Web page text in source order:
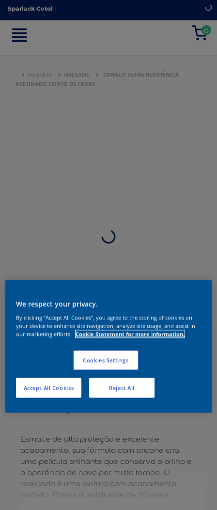
Sparlack Cetol
0
Sparlack Cetol
0
EXTERIOR MADEIRAS
CORALIT ULTRA RESISTÊNCIA
ACETINADO CONTO DE FADAS
Esmalte de alta proteção e excelente
acabamento, sua fórmula com silicone cria
uma película brilhante que conserva o brilho e
a aparência de novo por muito tempo. O
resultado é uma pintura com acabamento
perfeito. Possui durabilidade de 10 anos.
We respect your privacy.
By clicking “Accept All Cookies”, you agree to the storing of cookies on
your device to enhance site navigation, analyze site usage, and assist in
our marketing efforts.
Cookie Statement for more information.
Cookies Settings
Reject All
Accept All Cookies